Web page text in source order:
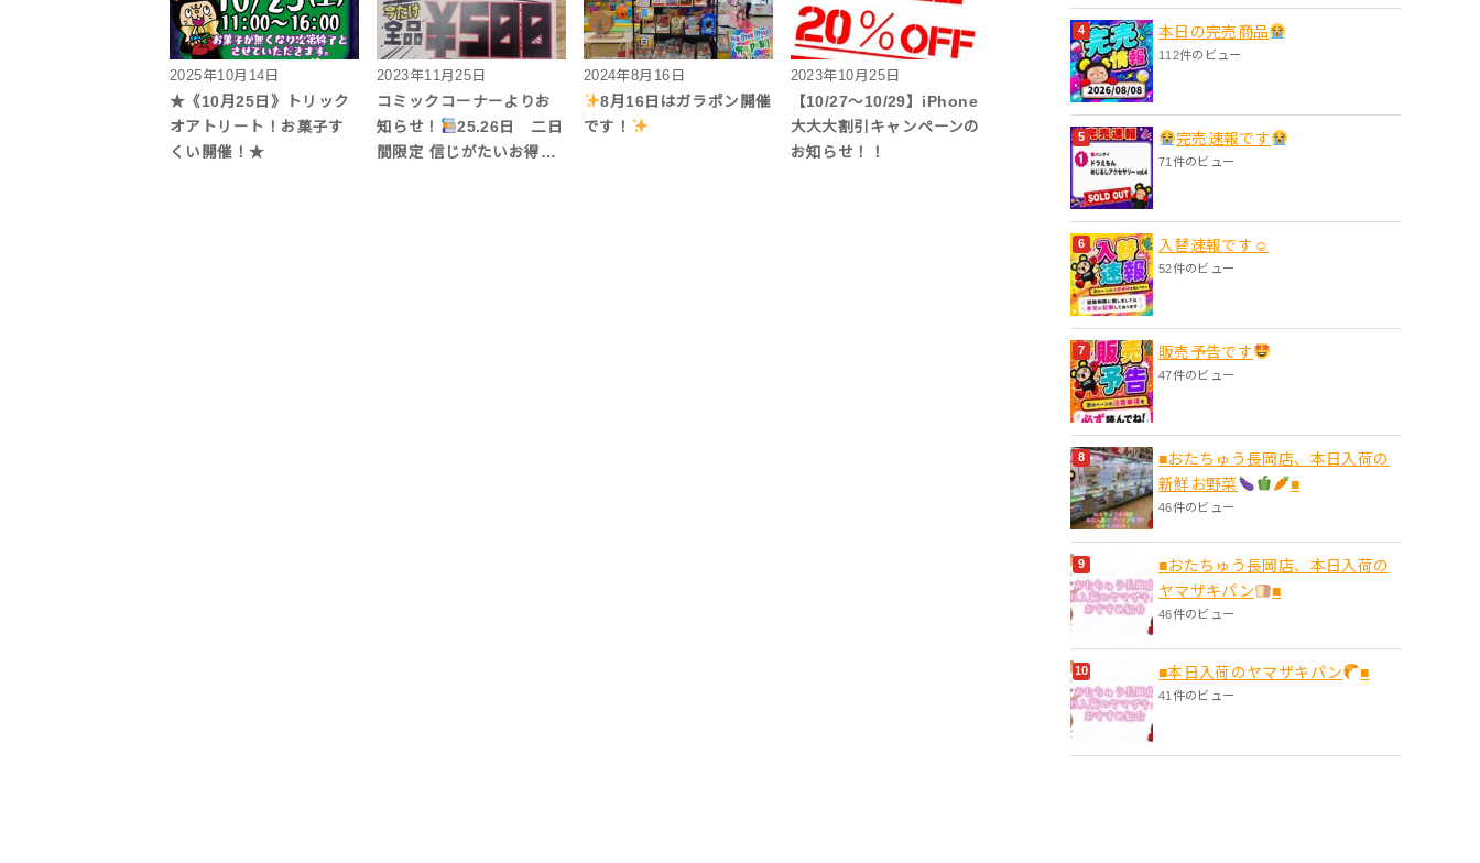
2025年10月14日
★《10月25日》トリック
オアトリート！お菓子す
くい開催！★
2023年11月25日
コミックコーナーよりお
知らせ！
25.26日 二日
間限定 信じがたいお得…
2024年8月16日
8月16日はガラポン開催
です！
2023年10月25日
【10/27～10/29】iPhone
大大大割引キャンペーンの
お知らせ！！
本日の完売商品
112件のビュー
完売速報です
71件のビュー
入替速報です☺︎
52件のビュー
販売予告です
47件のビュー
■おたちゅう長岡店、本日入荷の
新鮮お野菜
■
46件のビュー
■おたちゅう長岡店、本日入荷の
ヤマザキパン
■
46件のビュー
■本日入荷のヤマザキパン ■
41件のビュー